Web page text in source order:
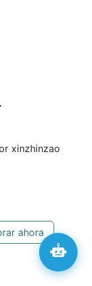
xinzhinzao
ahora